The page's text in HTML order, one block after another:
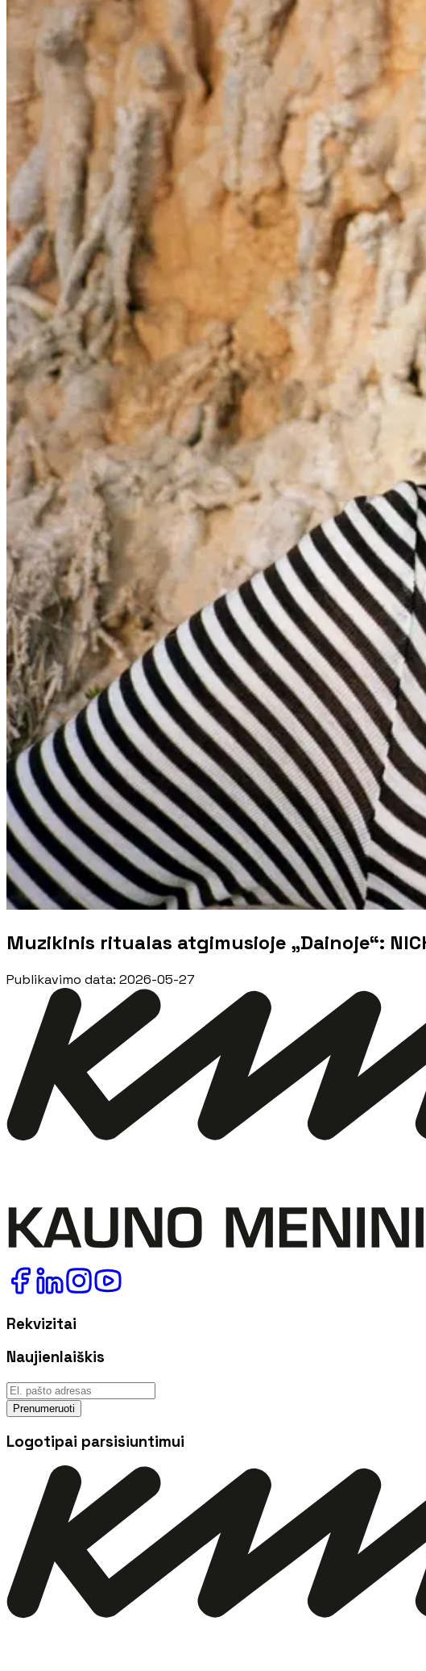
Muzikinis ritualas atgimusioje „Dainoje“:
Publikavimo data: 2026-05-27
Rekvizitai
Naujienlaiškis
Prenumeruoti
Logotipai parsisiuntimui